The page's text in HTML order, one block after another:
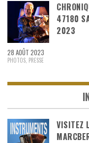
47180
2023
28 AOÛT 2023
PHOTOS PRESSE
VISITEZ